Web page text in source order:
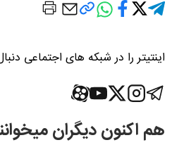
اینتیتر را در شبکه های اجتماعی
هم اکنون دیگران